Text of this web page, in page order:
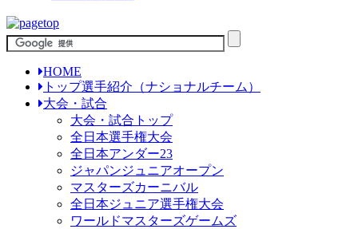
HOME
トップ選手紹介（ナショナルチーム）
大会・試合
大会・試合トップ
全日本選手権大会
全日本アンダー23
ジャパンジュニアオープン
マスターズカーニバル
全日本ジュニア選手権大会
ワールドマスターズゲームズ